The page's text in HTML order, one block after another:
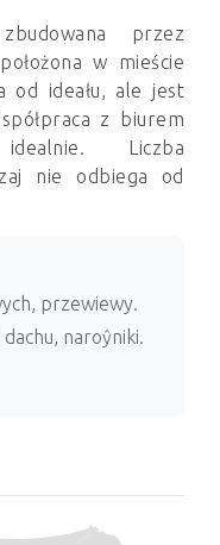
przez
w mieście
od ideału, ale jest
z biurem
Liczba
nie odbiega od
przewiewy.
naroŷniki.